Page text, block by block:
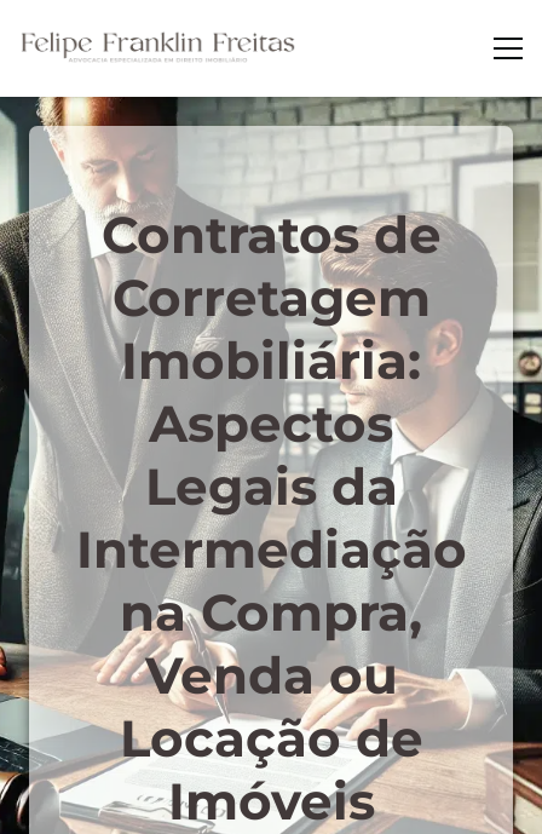
Contratos de
Corretagem
Imobiliária:
Aspectos
Legais da
Intermediação
na Compra,
Venda ou
Locação de
Imóveis